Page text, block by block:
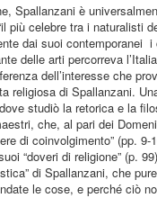
Spallanzani è
più celebre tra i naturalisti
dai suoi contemporanei
delle arti percorreva
dell’interesse che
religiosa di Spallanzani.
studiò la retorica e la
che, al pari dei
di coinvolgimento” (pp.
“doveri di religione” (p.
di Spallanzani, che
le cose, e perché ciò